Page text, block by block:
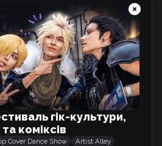
не будемо друзями,
гік-культури,
коміксів
Cover Dance Show
Artist Alley